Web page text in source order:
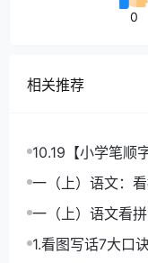
0
相关推荐
10.19【小学笔
学生打造的笔顺
一（上）语文：
一（上）语文看
学语文拼音学习
1.看图写话7大口